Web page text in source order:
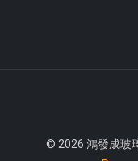
© 2026 鴻發成玻